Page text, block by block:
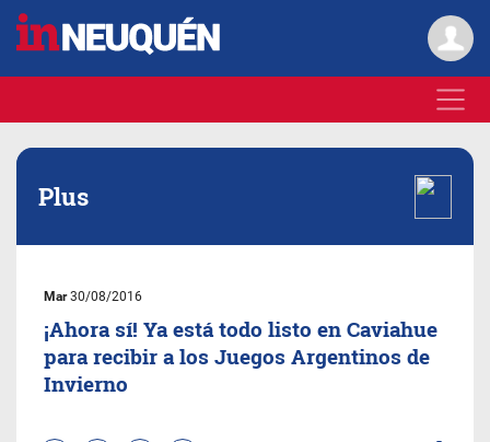
Plus
Mar30/08/2016
¡Ahora sí! Ya está todo listo en Caviahue
para recibir a los Juegos Argentinos de
Invierno